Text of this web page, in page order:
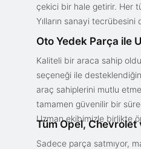
çekici bir hale getirir. Her
Yılların sanayi
Oto Yedek Parça ile
Kaliteli bir araca sahip
seçeneği ile
araç sahiplerini mutlu
tamamen güvenilir bir
Uzman ekibimizle birlikte
Tüm Opel, Chevrolet
Sadece parça satmıyor,